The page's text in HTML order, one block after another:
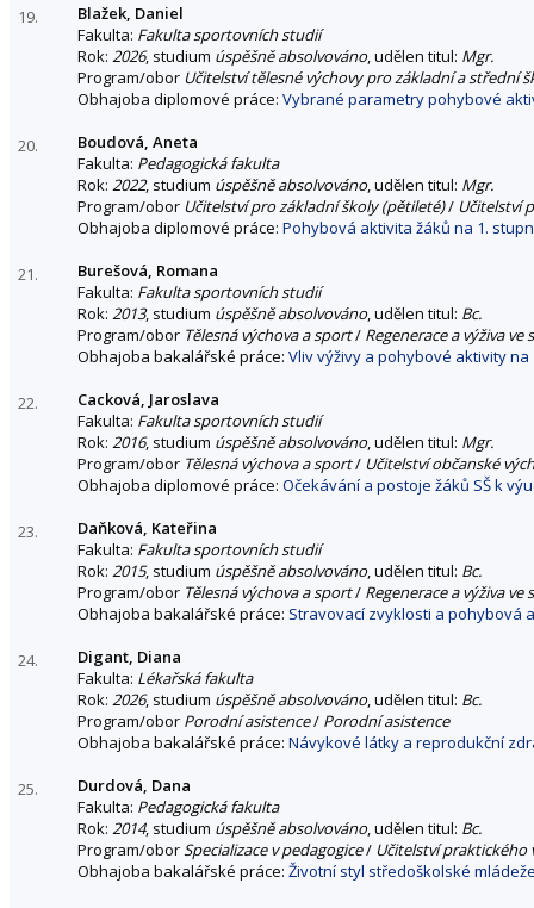
19.
Blažek, Daniel
Fakulta: Fakulta sportovních studií
Rok: 2026, studium úspěšně absolvováno, udělen titul: Mgr.
Program/obor Učitelství tělesné výchovy pro základní a střední
Obhajoba diplomové práce: Vybrané parametry pohybové
20.
Boudová, Aneta
Fakulta: Pedagogická fakulta
Rok: 2022, studium úspěšně absolvováno, udělen titul: Mgr.
Program/obor Učitelství pro základní školy (pětileté)/ Učitelství
Obhajoba diplomové práce: Pohybová aktivita žáků na 1.
21.
Burešová, Romana
Fakulta: Fakulta sportovních studií
Rok: 2013, studium úspěšně absolvováno, udělen titul: Bc.
Program/obor Tělesná výchova a sport/ Regenerace a výživa ve
Obhajoba bakalářské práce: Vliv výživy a pohybové aktivity
22.
Cacková, Jaroslava
Fakulta: Fakulta sportovních studií
Rok: 2016, studium úspěšně absolvováno, udělen titul: Mgr.
Program/obor Tělesná výchova a sport/ Učitelství občanské
Obhajoba diplomové práce: Očekávání a postoje žáků SŠ k
23.
Daňková, Kateřina
Fakulta: Fakulta sportovních studií
Rok: 2015, studium úspěšně absolvováno, udělen titul: Bc.
Program/obor Tělesná výchova a sport/ Regenerace a výživa ve
Obhajoba bakalářské práce: Stravovací zvyklosti a pohybová
24.
Digant, Diana
Fakulta: Lékařská fakulta
Rok: 2026, studium úspěšně absolvováno, udělen titul: Bc.
Program/obor Porodní asistence/ Porodní asistence
Obhajoba bakalářské práce: Návykové látky a reprodukční
25.
Durdová, Dana
Fakulta: Pedagogická fakulta
Rok: 2014, studium úspěšně absolvováno, udělen titul: Bc.
Program/oborSpecializace v pedagogice/ Učitelství praktického
Obhajoba bakalářské práce: Životní styl středoškolské